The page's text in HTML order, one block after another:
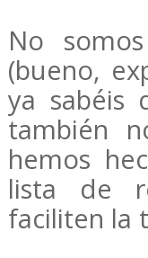
No
(bueno,
ya sabéis
también
hemos
lista de
faciliten la